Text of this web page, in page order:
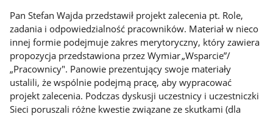
Pan Stefan Wajda przedstawił projekt zalecenia pt. Role,
zadania i odpowiedzialność pracowników. Materiał w nieco
innej formie podejmuje zakres merytoryczny, który zawiera
propozycja przedstawiona przez Wymiar „Wsparcie”/
„Pracownicy". Panowie prezentujący swoje materiały
ustalili, że wspólnie podejmą pracę, aby wypracować
projekt zalecenia. Podczas dyskusji uczestnicy i uczestniczki
Sieci poruszali różne kwestie związane ze skutkami (dla